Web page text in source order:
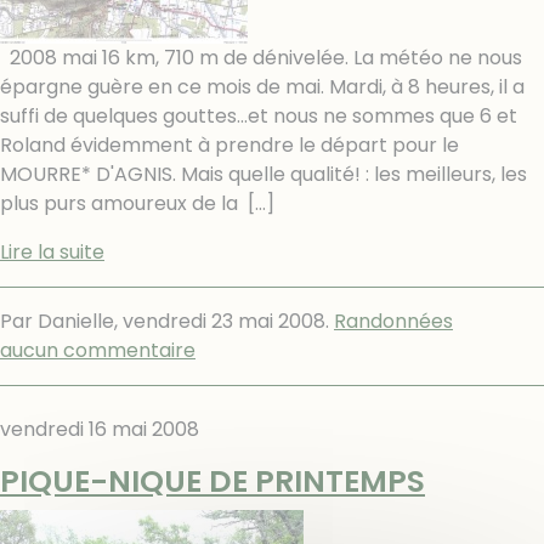
2008 mai 16 km, 710 m de dénivelée. La météo ne nous
épargne guère en ce mois de mai. Mardi, à 8 heures, il a
suffi de quelques gouttes...et nous ne sommes que 6 et
Roland évidemment à prendre le départ pour le
MOURRE* D'AGNIS. Mais quelle qualité! : les meilleurs, les
plus purs amoureux de la
[…]
Lire la suite
Par Danielle,vendredi 23 mai 2008. Randonnées
aucun commentaire
vendredi 16 mai 2008
PIQUE-NIQUE DE PRINTEMPS